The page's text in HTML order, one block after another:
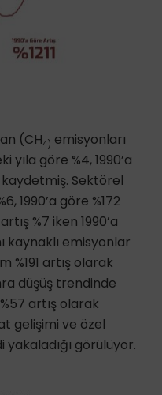
(CH4) emisyonları
yıla göre %4, 1990’a
kaydetmiş. Sektörel
1990’a göre %172
%7 iken 1990’a
kaynaklı emisyonlar
%191 artış olarak
düşüş trendinde
artış olarak
gelişimi ve özel
görülüyor.